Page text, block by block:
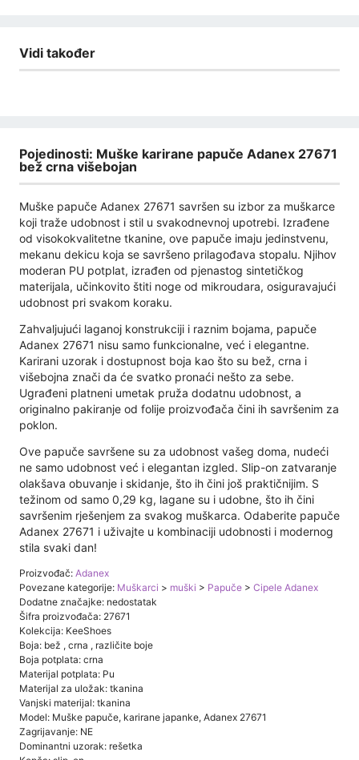
Vidi također
Pojedinosti: Muške karirane papuče Adanex 27671
bež crna višebojan
Muške papuče Adanex 27671 savršen su izbor za muškarce
koji traže udobnost i stil u svakodnevnoj upotrebi. Izrađene
od visokokvalitetne tkanine, ove papuče imaju jedinstvenu,
mekanu dekicu koja se savršeno prilagođava stopalu. Njihov
moderan PU potplat, izrađen od pjenastog sintetičkog
materijala, učinkovito štiti noge od mikroudara, osiguravajući
udobnost pri svakom koraku.
Zahvaljujući laganoj konstrukciji i raznim bojama, papuče
Adanex 27671 nisu samo funkcionalne, već i elegantne.
Karirani uzorak i dostupnost boja kao što su bež, crna i
višebojna znači da će svatko pronaći nešto za sebe.
Ugrađeni platneni umetak pruža dodatnu udobnost, a
originalno pakiranje od folije proizvođača čini ih savršenim za
poklon.
Ove papuče savršene su za udobnost vašeg doma, nudeći
ne samo udobnost već i elegantan izgled. Slip-on zatvaranje
olakšava obuvanje i skidanje, što ih čini još praktičnijim. S
težinom od samo 0,29 kg, lagane su i udobne, što ih čini
savršenim rješenjem za svakog muškarca. Odaberite papuče
Adanex 27671 i uživajte u kombinaciji udobnosti i modernog
stila svaki dan!
Proizvođač: Adanex
Povezane kategorije: Muškarci > muški > Papuče > Cipele Adanex
Dodatne značajke: nedostatak
Šifra proizvođača: 27671
Kolekcija: KeeShoes
Boja: bež , crna , različite boje
Boja potplata: crna
Materijal potplata: Pu
Materijal za uložak: tkanina
Vanjski materijal: tkanina
Model: Muške papuče, karirane japanke, Adanex 27671
Zagrijavanje: NE
Dominantni uzorak: rešetka